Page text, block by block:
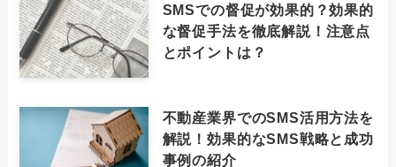
SMSでの督促が効果的？効果的
な督促手法を徹底解説！注意点
とポイントは？
不動産業界でのSMS活用方法を
解説！効果的なSMS戦略と成功
事例の紹介